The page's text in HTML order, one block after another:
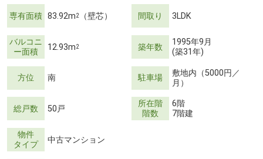
専有面積 83.92m2 （壁芯） 間取り 3LDK
バルコニ
ー面積
12.93m2 築年数
1995年9月
(築31年)
方位 南 駐車場
敷地内（5000円／
月）
総戸数 50戸
所在階
階数
6階
7階建
物件
タイプ
中古マンション